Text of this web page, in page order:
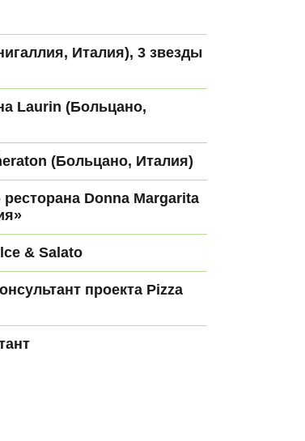
Италия), 3 звезды
Laurin (Больцано,
(Больцано, Италия)
Donna Margarita
& Salato
проекта Pizza